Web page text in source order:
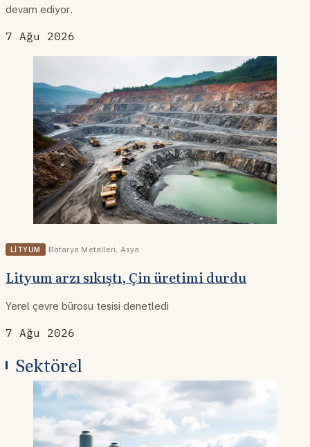
devam ediyor.
7 Ağu 2026
LITYUM Batarya Metalleri Asya
Lityum arzı sıkıştı, Çin üretimi durdu
Yerel çevre bürosu tesisi denetledi
7 Ağu 2026
Sektörel